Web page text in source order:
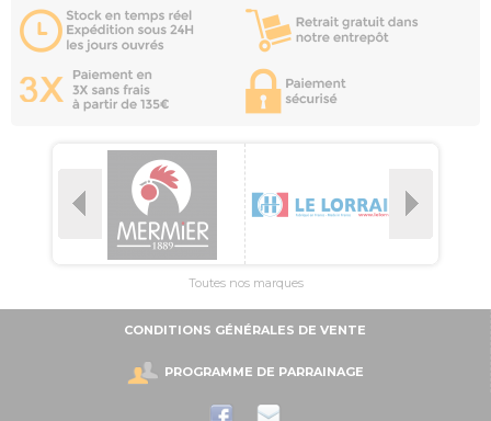
Toutes nos marques
CONDITIONS GÉNÉRALES DE VENTE
PROGRAMME DE PARRAINAGE